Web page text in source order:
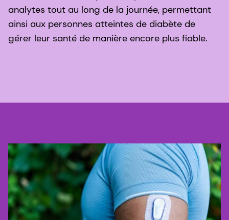
analytes tout au long de la journée, permettant
ainsi aux personnes atteintes de diabète de
gérer leur santé de manière encore plus fiable.